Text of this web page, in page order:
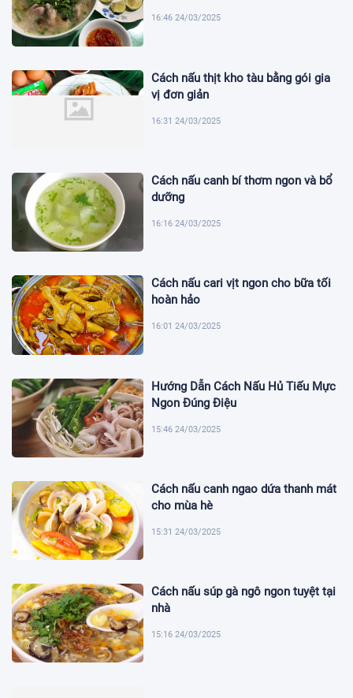
16:46 24/03/2025
Cách nấu thịt kho tàu bằng gói gia
vị đơn giản
16:31 24/03/2025
Cách nấu canh bí thơm ngon và bổ
dưỡng
16:16 24/03/2025
Cách nấu cari vịt ngon cho bữa tối
hoàn hảo
16:01 24/03/2025
Hướng Dẫn Cách Nấu Hủ Tiếu Mực
Ngon Đúng Điệu
15:46 24/03/2025
Cách nấu canh ngao dứa thanh mát
cho mùa hè
15:31 24/03/2025
Cách nấu súp gà ngô ngon tuyệt tại
nhà
15:16 24/03/2025